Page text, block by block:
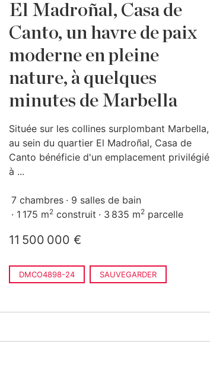
El Madroñal, Casa de
Canto, un havre de paix
moderne en pleine
nature, à quelques
minutes de Marbella
Située sur les collines surplombant Marbella,
au sein du quartier El Madroñal, Casa de
Canto bénéficie d'un emplacement privilégié
à ...
7 chambres
9 salles de bain
1 175 m2 construit 3 835 m2 parcelle
11 500 000 €
DMCO4898-24 SAUVEGARDER